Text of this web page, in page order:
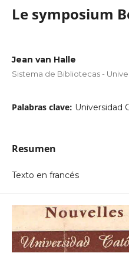
Le symposium
Jean van Halle
Sistema de Bibliotecas -
Palabras clave: Universidad
Resumen
Texto en francés